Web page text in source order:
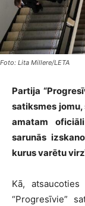
Foto: Lita Millere/LETA
Partija
satiksmes
amatam
sarunās
kurus varētu
Kā,
“Progresīvie”